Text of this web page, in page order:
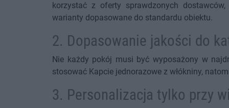
korzystać z oferty sprawdzonych
warianty dopasowane do standardu obiektu.
2. Dopasowanie jakości do
Nie każdy pokój musi być wyposażony w
stosować Kapcie jednorazowe z włókniny,
3. Personalizacja tylko przy